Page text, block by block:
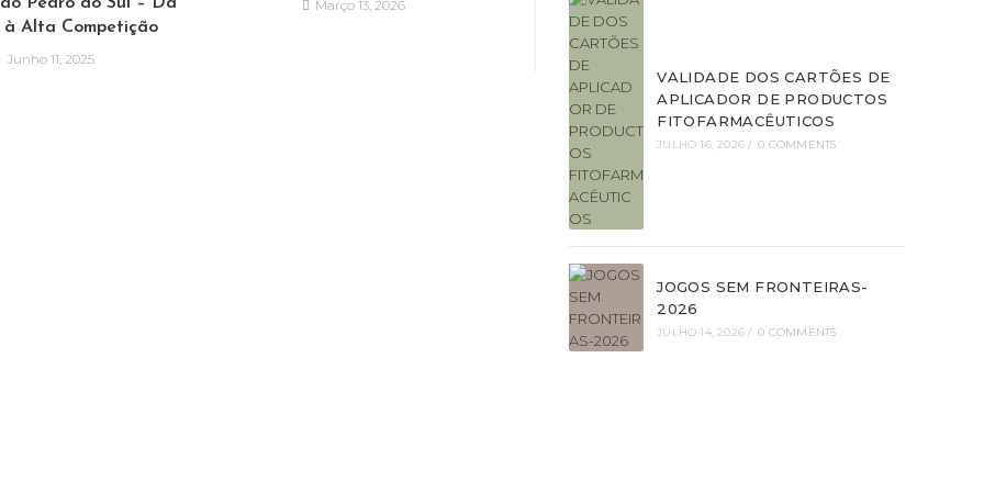
à Alta Competição
Junho 11, 2025
Março 13, 2026
VALIDADE DOS CARTÕES DE
APLICADOR DE PRODUCTOS
FITOFARMACÊUTICOS
JULHO 16, 2026 / 0 COMMENTS
JOGOS SEM FRONTEIRAS-
2026
JULHO 14, 2026 / 0 COMMENTS